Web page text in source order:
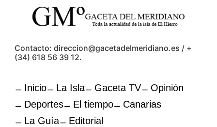
Contacto: direccion@gacetadelmeridiano.es / +
(34) 618 56 39 12.
Inicio La Isla Gaceta TV
Opinión
Deportes
El tiempo
Canarias
La Guía
Editorial